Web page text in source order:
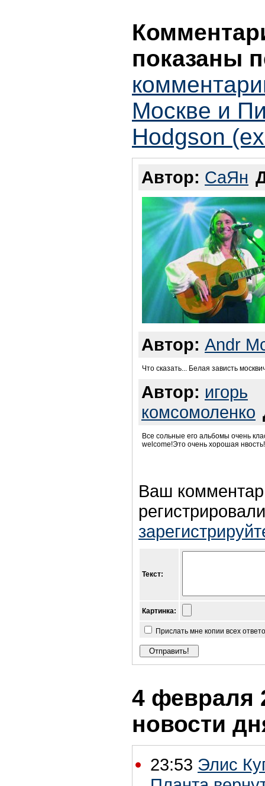
показаны
Москве и
Hodgson
Автор: СаЯн
Автор: Andr
Что сказать... Белая зависть
Автор: игорь
комсомоленко
Все сольные его альбомы очень
welcome!Это очень хорошая нвость!
Ваш
Текст:
Картинка:
Прислать мне копии всех
4 февраля
новости
23:53 Элис